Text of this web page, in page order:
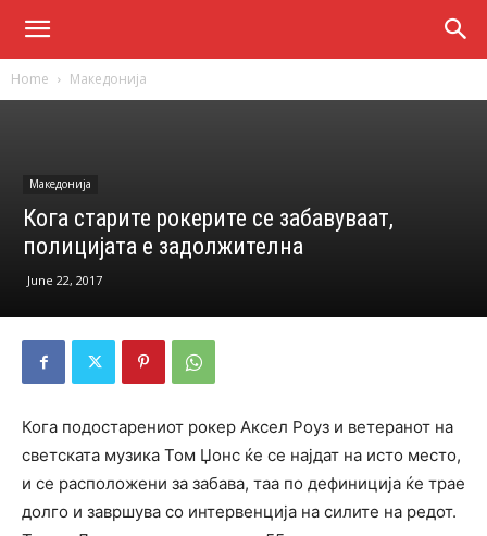
Home Македонија
Македонија
Кога старите рокерите се забавуваат,
полицијата е задолжителна
June 22, 2017
Кога подостарениот рокер Аксел Роуз и ветеранот на
светската музика Том Џонс ќе се најдат на исто место,
и се расположени за забава, таа по дефиниција ќе трае
долго и завршува со интервенција на силите на редот.